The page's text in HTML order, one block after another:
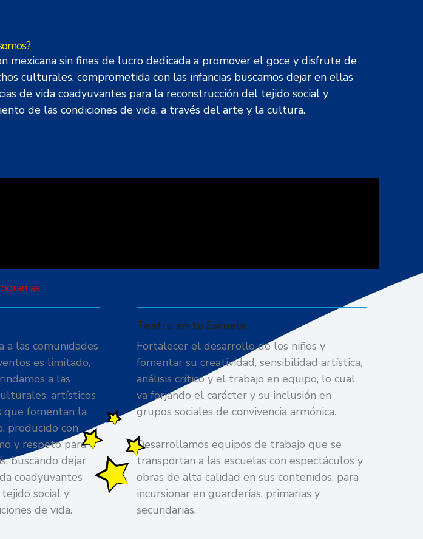
mexicana sin fines de lucro dedicada a promover el goce y disfrute de
culturales, comprometida con las infancias buscamos dejar en ellas
de vida coadyuvantes para la reconstrucción del tejido social y
de las condiciones de vida, a través del arte y la cultura.
las comunidades
es limitado,
a las
artísticos
que fomentan la
producido con
y respeto para
buscando dejar
coadyuvantes
social y
de vida.
Teatro en tu Escuela
Fortalecer el desarrollo de los niños y
fomentar su creatividad, sensibilidad artística,
análisis crítico y el trabajo en equipo, lo cual
va forjando el carácter y su inclusión en
grupos sociales de convivencia armónica.
Desarrollamos equipos de trabajo que se
transportan a las escuelas con espectáculos y
obras de alta calidad en sus contenidos, para
incursionar en guarderías, primarias y
secundarias.